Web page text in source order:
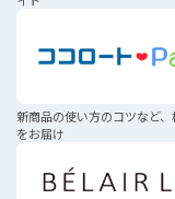
新商品の使い方のコツなど、
をお届け